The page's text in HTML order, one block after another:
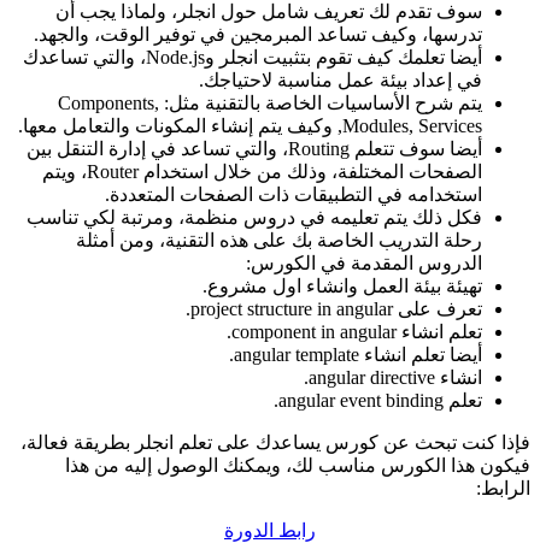
سوف تقدم لك تعريف شامل حول انجلر، ولماذا يجب أن
تدرسها، وكيف تساعد المبرمجين في توفير الوقت، والجهد.
أيضا تعلمك كيف تقوم بتثبيت انجلر وNode.js، والتي تساعدك
في إعداد بيئة عمل مناسبة لاحتياجك.
يتم شرح الأساسيات الخاصة بالتقنية مثل: Components,
Modules, Services, وكيف يتم إنشاء المكونات والتعامل معها.
أيضا سوف تتعلم Routing، والتي تساعد في إدارة التنقل بين
الصفحات المختلفة، وذلك من خلال استخدام Router، ويتم
استخدامه في التطبيقات ذات الصفحات المتعددة.
فكل ذلك يتم تعليمه في دروس منظمة، ومرتبة لكي تناسب
رحلة التدريب الخاصة بك على هذه التقنية، ومن أمثلة
الدروس المقدمة في الكورس:
تهيئة بيئة العمل وانشاء اول مشروع.
تعرف على project structure in angular.
تعلم انشاء component in angular.
أيضا تعلم انشاء angular template.
انشاء angular directive.
تعلم angular event binding.
فإذا كنت تبحث عن كورس يساعدك على تعلم انجلر بطريقة فعالة،
فيكون هذا الكورس مناسب لك، ويمكنك الوصول إليه من هذا
الرابط:
رابط الدورة